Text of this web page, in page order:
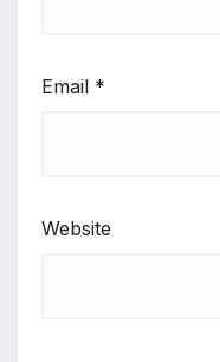
Email *
Website